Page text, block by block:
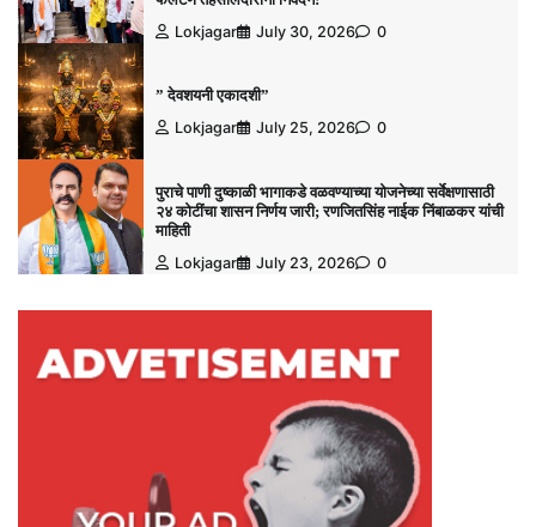
Lokjagar
July 30, 2026 0
” देवशयनी एकादशी”
Lokjagar
July 25, 2026 0
पुराचे पाणी दुष्काळी भागाकडे वळवण्याच्या योजनेच्या सर्वेक्षणासाठी
२४ कोटींचा शासन निर्णय जारी; रणजितसिंह नाईक निंबाळकर यांची
माहिती
Lokjagar
July 23, 2026 0